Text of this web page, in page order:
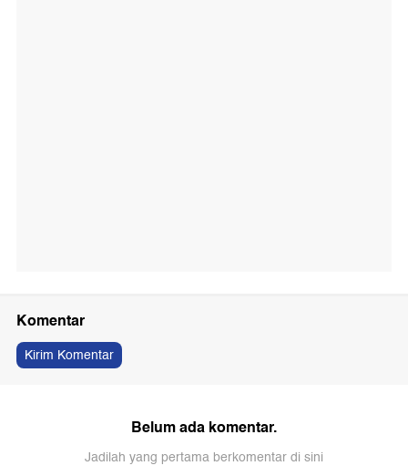
Komentar
Kirim Komentar
Belum ada komentar.
Jadilah yang pertama berkomentar di sini